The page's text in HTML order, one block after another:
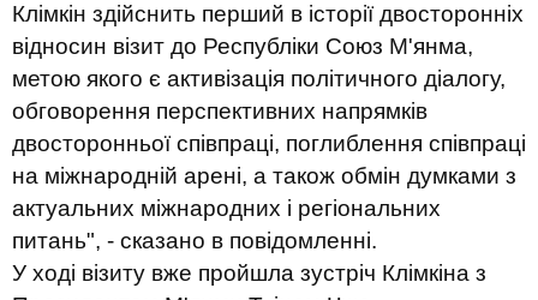
Клімкін здійснить перший в історії двосторонніх
відносин візит до Республіки Союз М'янма,
метою якого є активізація політичного діалогу,
обговорення перспективних напрямків
двосторонньої співпраці, поглиблення співпраці
на міжнародній арені, а також обмін думками з
актуальних міжнародних і регіональних
питань", - сказано в повідомленні.
У ході візиту вже пройшла зустріч Клімкіна з